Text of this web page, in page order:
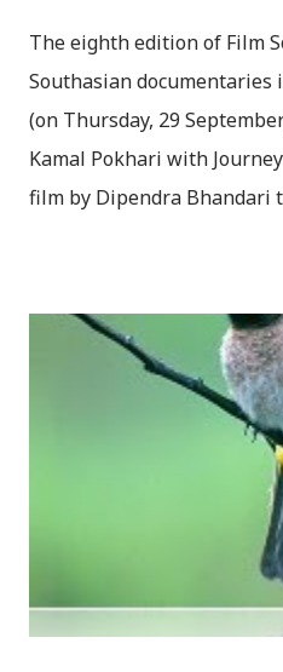
The eighth edition of Film
Southasian documentaries
(on Thursday, 29
Kamal Pokhari with
film by Dipendra Bhandari
graced by the eminent
Catherine Masud. Film
showcase 36 outstanding
from nearly 400 entries
Southasia. Selected films
Bangladesh, Burma, India,
Lanka and the Tibet
films being shown will
premieres at FSA ’11.